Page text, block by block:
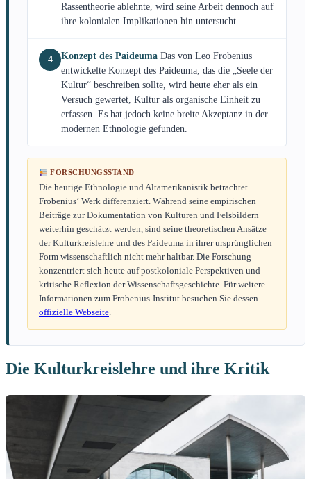
Rassentheorie ablehnte, wird seine Arbeit dennoch auf
ihre kolonialen Implikationen hin untersucht.
4 Konzept des Paideuma Das von Leo Frobenius
entwickelte Konzept des Paideuma, das die „Seele der
Kultur“ beschreiben sollte, wird heute eher als ein
Versuch gewertet, Kultur als organische Einheit zu
erfassen. Es hat jedoch keine breite Akzeptanz in der
modernen Ethnologie gefunden.
FORSCHUNGSSTAND
Die heutige Ethnologie und Altamerikanistik betrachtet
Frobenius‘ Werk differenziert. Während seine empirischen
Beiträge zur Dokumentation von Kulturen und Felsbildern
weiterhin geschätzt werden, sind seine theoretischen Ansätze
der Kulturkreislehre und des Paideuma in ihrer ursprünglichen
Form wissenschaftlich nicht mehr haltbar. Die Forschung
konzentriert sich heute auf postkoloniale Perspektiven und
kritische Reflexion der Wissenschaftsgeschichte. Für weitere
Informationen zum Frobenius-Institut besuchen Sie dessen
offizielle Webseite.
Die Kulturkreislehre und ihre Kritik